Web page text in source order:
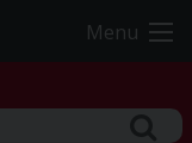
Menu